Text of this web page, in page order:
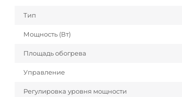
Тип
Мощность (Вт)
Площадь обогрева
Управление
Регулировка уровня мощности